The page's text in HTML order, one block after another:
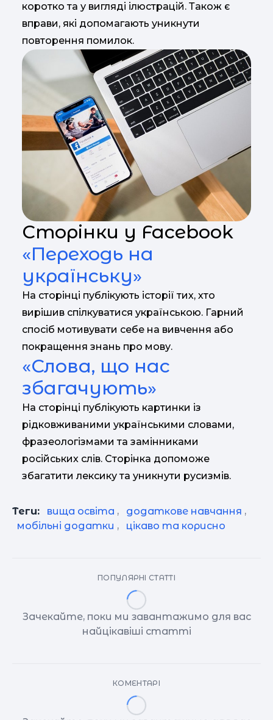
коротко та у вигляді ілюстрацій. Також є
вправи, які допомагають уникнути
повторення помилок.
Сторінки у Facebook
«Переходь на
українську»
На сторінці публікують історії тих, хто
вирішив спілкуватися українською. Гарний
спосіб мотивувати себе на вивчення або
покращення знань про мову.
«Слова, що нас
збагачують»
На сторінці публікують картинки із
рідковживаними українськими словами,
фразеологізмами та замінниками
російських слів. Сторінка допоможе
збагатити лексику та уникнути русизмів.
Теги: вища освіта , додаткове навчання ,
мобільні додатки , цікаво та корисно
ПОПУЛЯРНІ СТАТТІ
Зачекайте, поки ми завантажимо для вас
найцікавіші статті
КОМЕНТАРІ